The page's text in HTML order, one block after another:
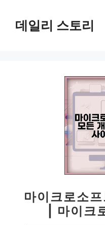
데일리 스토리
마이크로소
| 마이크